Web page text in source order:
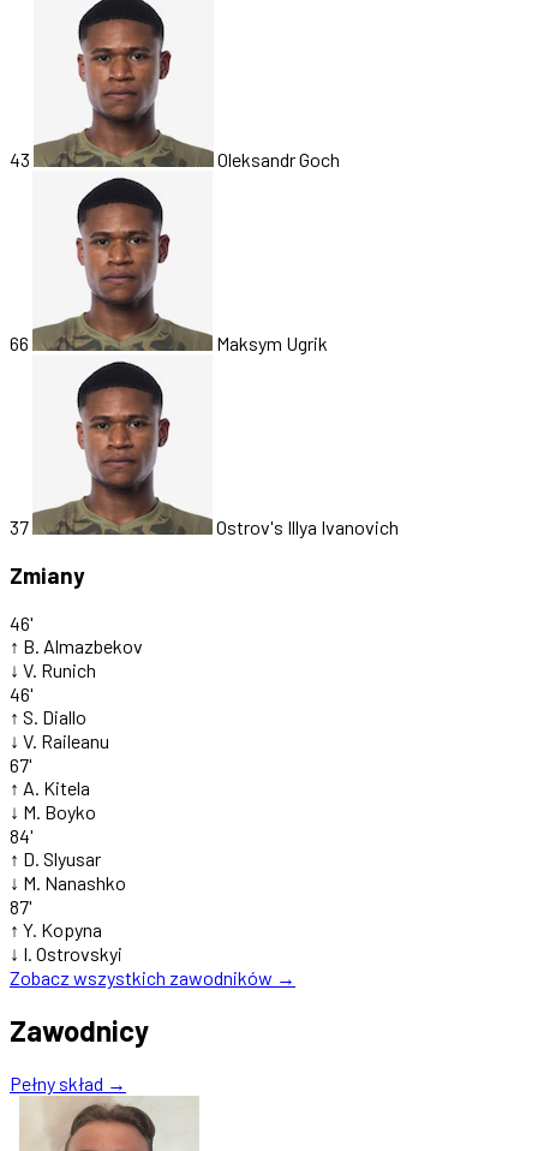
43 Oleksandr Goch
66 Maksym Ugrik
37 Ostrov's Illya Ivanovich
Zmiany
46'
↑ B. Almazbekov
↓ V. Runich
46'
↑ S. Diallo
↓ V. Raileanu
67'
↑ A. Kitela
↓ M. Boyko
84'
↑ D. Slyusar
↓ M. Nanashko
87'
↑ Y. Kopyna
↓ I. Ostrovskyi
Zobacz wszystkich zawodników →
Zawodnicy
Pełny skład →